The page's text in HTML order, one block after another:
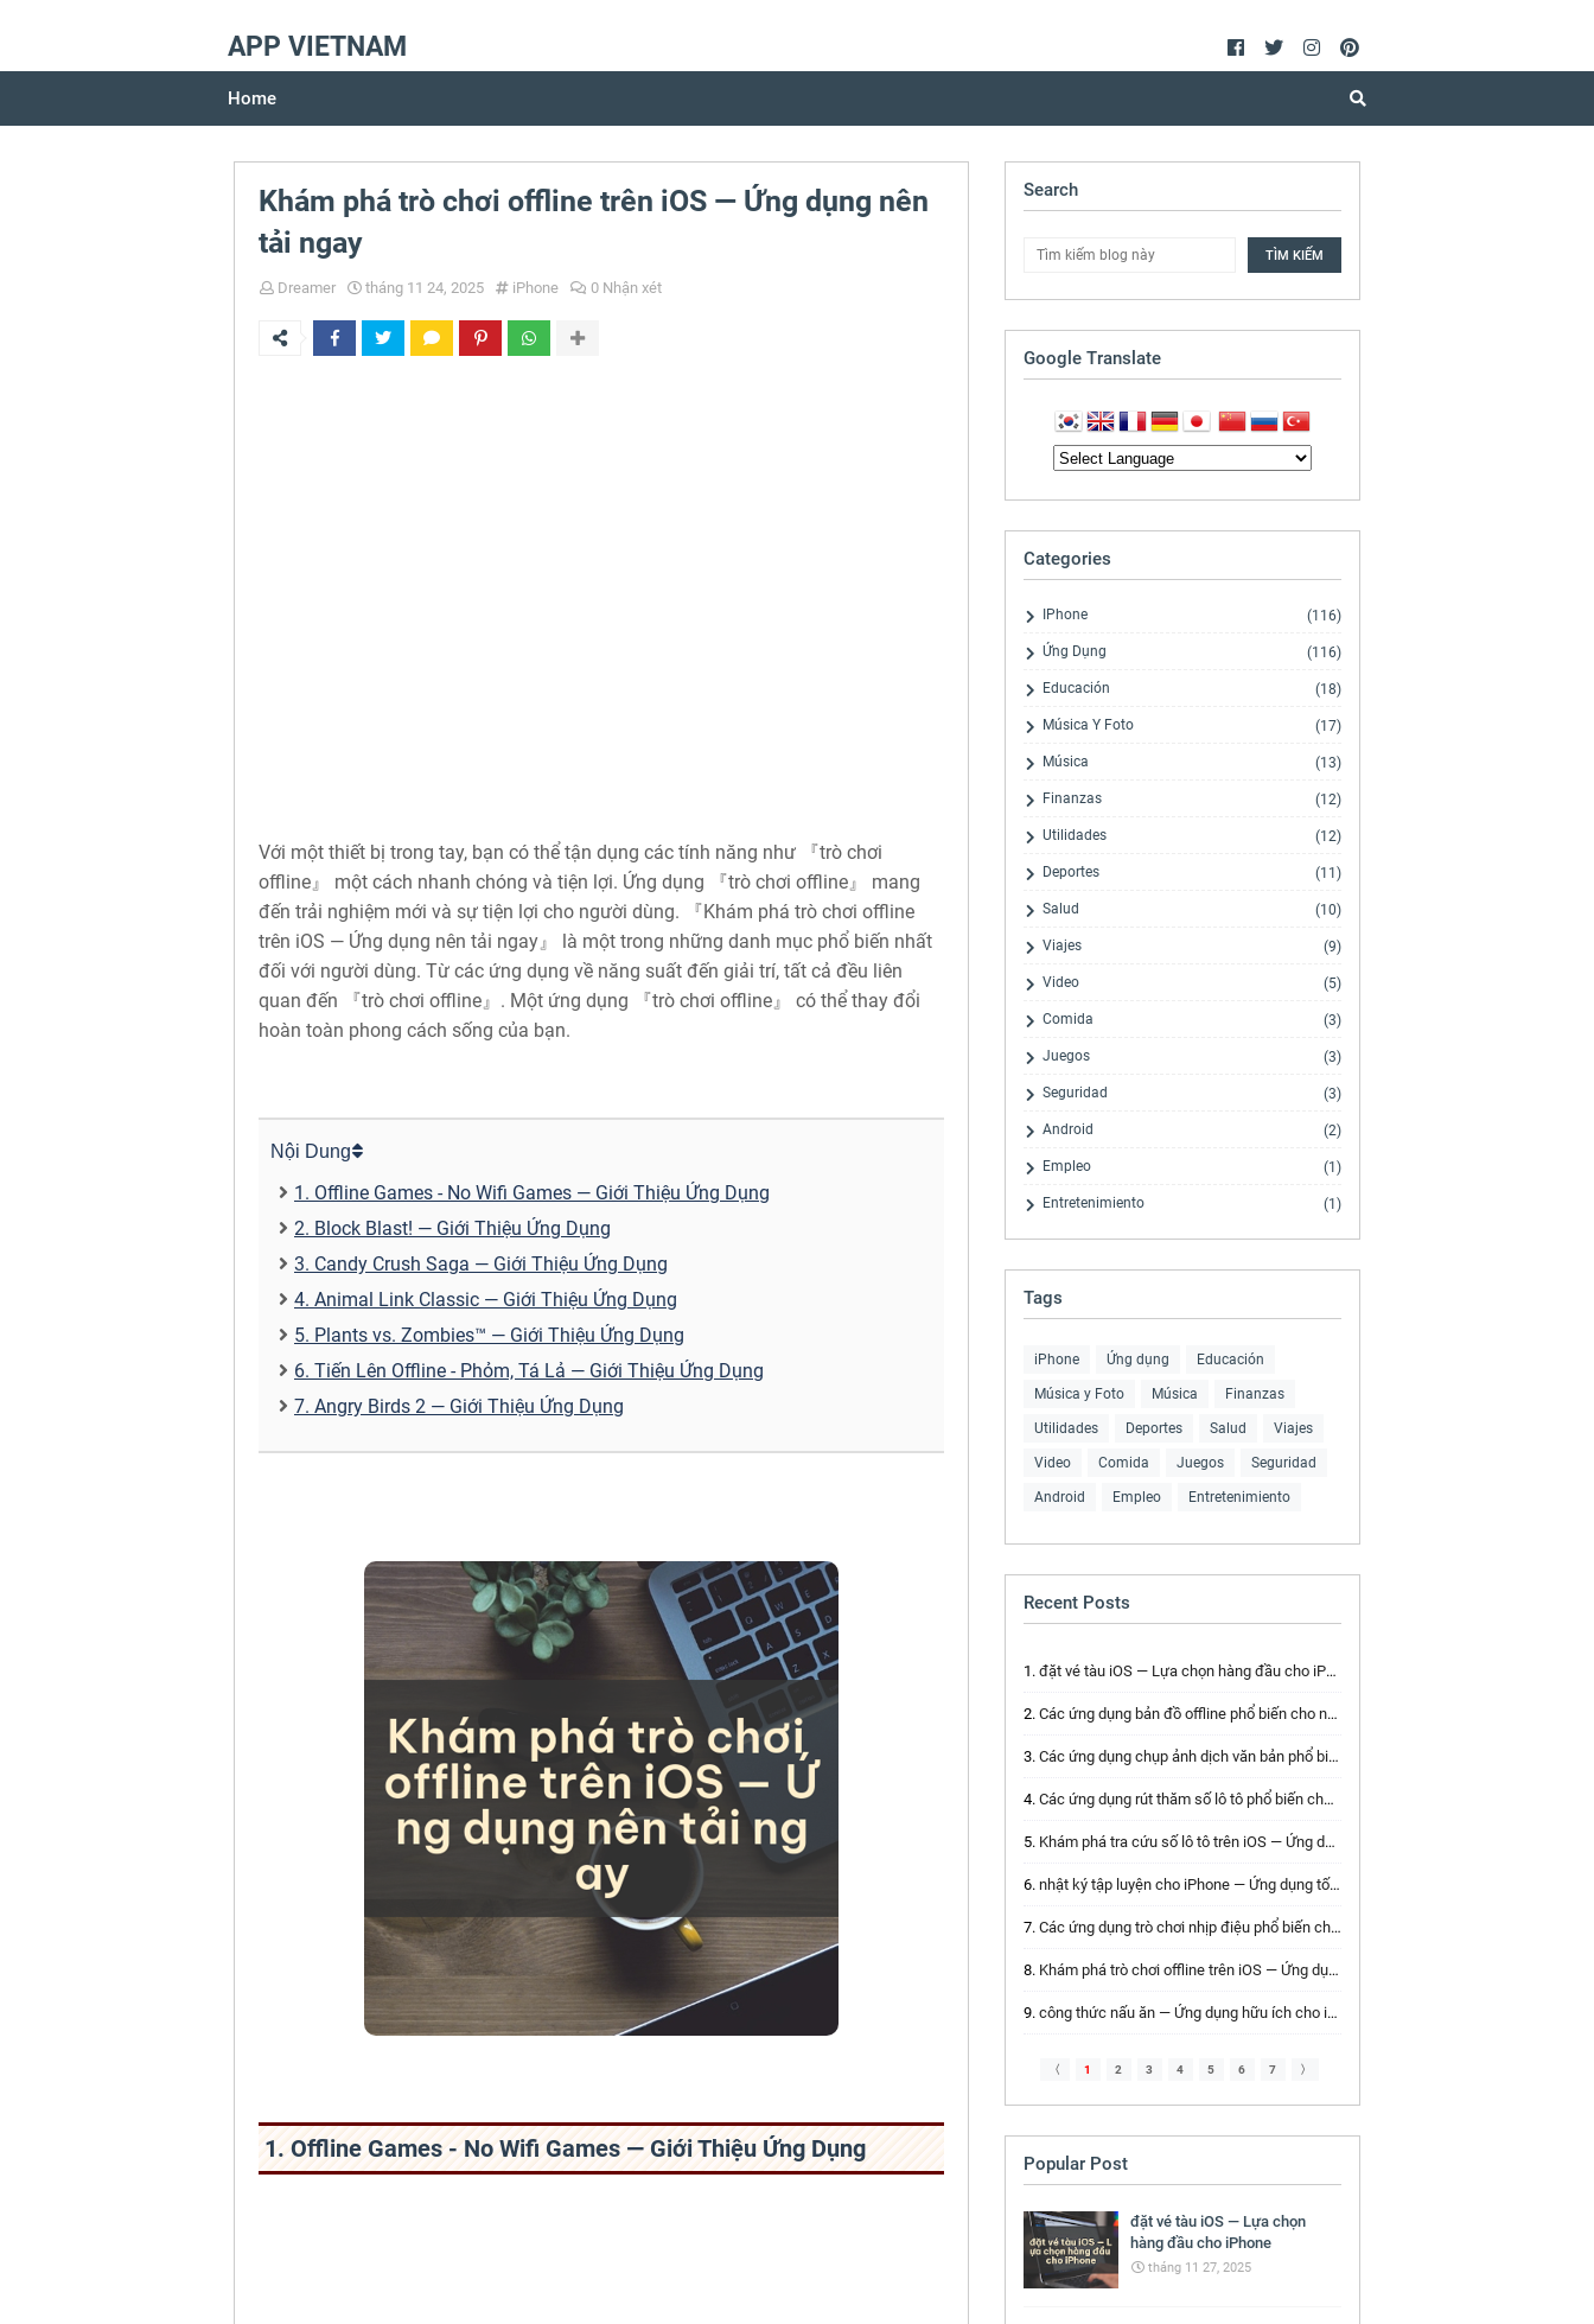
APP VIETNAM
Home
Khám phá trò chơi offline trên iOS — Ứng dụng nên
tải ngay
Dreamer tháng 11 24, 2025 iPhone 0 Nhận xét
Với một thiết bị trong tay, bạn có thể tận dụng các tính năng như 『trò chơi
offline』 một cách nhanh chóng và tiện lợi. Ứng dụng 『trò chơi offline』 mang
đến trải nghiệm mới và sự tiện lợi cho người dùng. 『Khám phá trò chơi offline
trên iOS — Ứng dụng nên tải ngay』 là một trong những danh mục phổ biến nhất
đối với người dùng. Từ các ứng dụng về năng suất đến giải trí, tất cả đều liên
quan đến 『trò chơi offline』. Một ứng dụng 『trò chơi offline』 có thể thay đổi
hoàn toàn phong cách sống của bạn.
Nội Dung
1. Offline Games - No Wifi Games — Giới Thiệu Ứng Dụng
2. Block Blast! — Giới Thiệu Ứng Dụng
3. Candy Crush Saga — Giới Thiệu Ứng Dụng
4. Animal Link Classic — Giới Thiệu Ứng Dụng
5. Plants vs. Zombies™ — Giới Thiệu Ứng Dụng
6. Tiến Lên Offline - Phỏm, Tá Lả — Giới Thiệu Ứng Dụng
7. Angry Birds 2 — Giới Thiệu Ứng Dụng
1. Offline Games - No Wifi Games — Giới Thiệu Ứng Dụng
Search
Google Translate
Categories
IPhone (116)
Ứng Dụng (116)
Educación (18)
Música Y Foto (17)
Música (13)
Finanzas (12)
Utilidades (12)
Deportes (11)
Salud (10)
Viajes (9)
Video (5)
Comida (3)
Juegos (3)
Seguridad (3)
Android (2)
Empleo (1)
Entretenimiento (1)
Tags
iPhone Ứng dụng Educación
Música y Foto Música Finanzas
Utilidades Deportes Salud Viajes
Video Comida Juegos Seguridad
Android Empleo Entretenimiento
Recent Posts
đặt vé tàu iOS — Lựa chọn hàng đầu cho iPhone
Các ứng dụng bản đồ offline phổ biến cho người dùng iPhone
Các ứng dụng chụp ảnh dịch văn bản phổ biến cho người dùng iPhone
Các ứng dụng rút thăm số lô tô phổ biến cho người dùng iPhone
Khám phá tra cứu số lô tô trên iOS — Ứng dụng nên tải ngay
nhật ký tập luyện cho iPhone — Ứng dụng tốt nhất bạn nên thử
Các ứng dụng trò chơi nhịp điệu phổ biến cho người dùng iPhone
Khám phá trò chơi offline trên iOS — Ứng dụng nên tải ngay
công thức nấu ăn — Ứng dụng hữu ích cho iPhone của bạn
〈 1 2 3 4 5 6 7 〉
Popular Post
đặt vé tàu iOS — Lựa chọn
hàng đầu cho iPhone
tháng 11 27, 2025